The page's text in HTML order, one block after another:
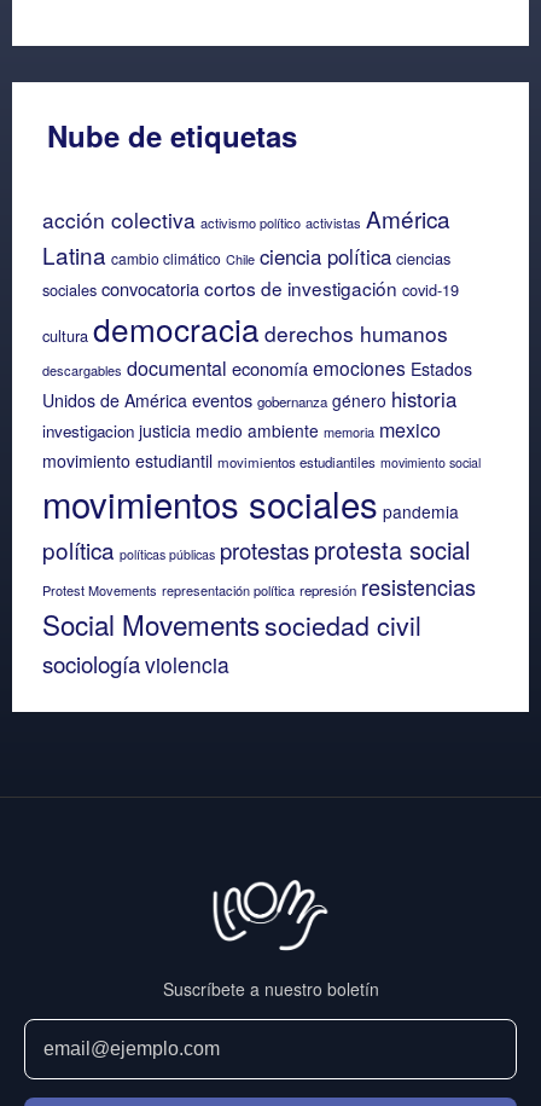
Nube de etiquetas
acción colectiva activismo político activistas América
Latina cambio climático Chile ciencia política ciencias
sociales convocatoriacortos de investigación covid-19
cultura democracia derechos humanos
descargables documental economíaemociones Estados
Unidos de América eventos gobernanza género historia
investigacion justicia medio ambiente memoria mexico
movimiento estudiantil movimientos estudiantiles movimiento social
movimientos sociales pandemia
política políticas públicas protestasprotesta social
Protest Movements representación política represión resistencias
Social Movementssociedad civil
sociologíaviolencia
Suscríbete a nuestro boletín